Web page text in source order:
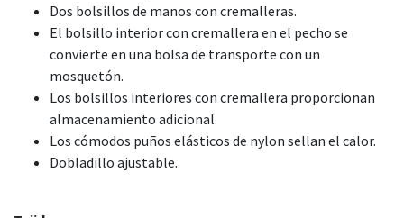
Dos bolsillos de manos con cremalleras.
El bolsillo interior con cremallera en el pecho se
convierte en una bolsa de transporte con un
mosquetón.
Los bolsillos interiores con cremallera proporcionan
almacenamiento adicional.
Los cómodos puños elásticos de nylon sellan el calor.
Dobladillo ajustable.